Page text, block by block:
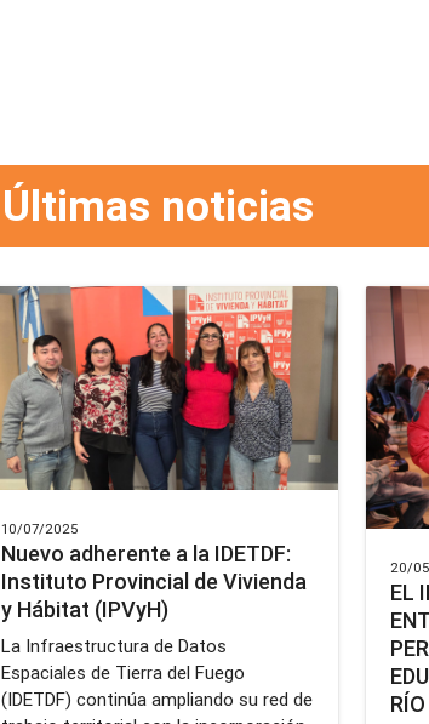
Últimas noticias
10/07/2025
Nuevo adherente a la IDETDF:
Instituto Provincial de Vivienda
y Hábitat (IPVyH)
La Infraestructura de Datos
Espaciales de Tierra del Fuego
(IDETDF) continúa ampliando su red de
20/
EL